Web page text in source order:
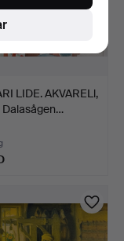
LIDE. AKVARELl,
Dalasågen…